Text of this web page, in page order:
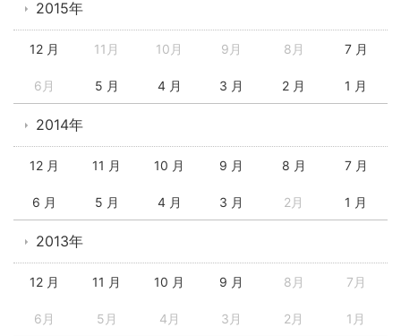
2015年
12 月 11月 10月 9月 8月 7 月
6月 5 月 4 月 3 月 2 月 1 月
2014年
12 月 11 月 10 月 9 月 8 月 7 月
6 月 5 月 4 月 3 月 2月 1 月
2013年
12 月 11 月 10 月 9 月 8月 7月
6月 5月 4月 3月 2月 1月